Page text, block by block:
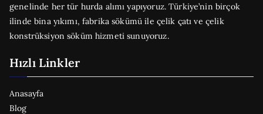
genelinde her tür hurda alımı yapıyoruz. Türkiye’nin birçok
ilinde bina yıkımı, fabrika sökümü ile çelik çatı ve çelik
konstrüksiyon söküm hizmeti sunuyoruz.
Hızlı Linkler
Anasayfa
Blog